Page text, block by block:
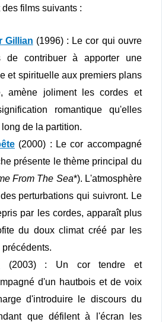
films suivants :
Gillian (1996) : Le cor qui ouvre
de contribuer à apporter une
et spirituelle aux premiers plans
amène joliment les cordes et
romantique qu'elles
de la partition.
(2000) : Le cor accompagné
présente le thème principal du
From The Sea*). L'atmosphère
perturbations qui suivront. Le
par les cordes, apparaît plus
du doux climat créé par les
(2003) : Un cor tendre et
d'un hautbois et de voix
d'introduire le discours du
que défilent à l'écran les